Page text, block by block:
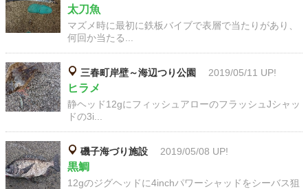
太刀魚
マズメ時に最初に鉄板バイブで表層で当たりがあり、
何回か当たる...
三春町岸壁～海辺つり公園 2019/05/11 UP!
ヒラメ
静ヘッド12gにフィッシュアローのフラッシュJシャッ
ドの3i...
磯子海づり施設 2019/05/08 UP!
黒鯛
12gのジグヘッドに4inchパワーシャッドをシーバス狙